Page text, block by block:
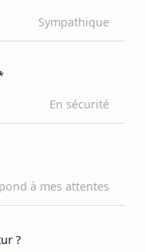
Sympathique
En sécurité
à mes attentes
?